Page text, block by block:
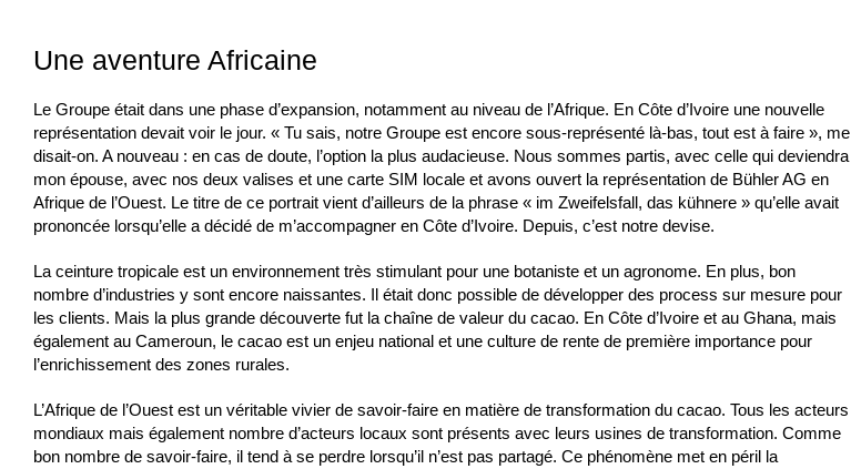
Une aventure Africaine
Le Groupe était dans une phase d’expansion, notamment au niveau de l’Afrique. En Côte d’Ivoire une nouvelle
représentation devait voir le jour. « Tu sais, notre Groupe est encore sous-représenté là-bas, tout est à faire », me
disait-on. A nouveau : en cas de doute, l’option la plus audacieuse. Nous sommes partis, avec celle qui deviendra
mon épouse, avec nos deux valises et une carte SIM locale et avons ouvert la représentation de Bühler AG en
Afrique de l’Ouest. Le titre de ce portrait vient d’ailleurs de la phrase « im Zweifelsfall, das kühnere » qu’elle avait
prononcée lorsqu’elle a décidé de m’accompagner en Côte d’Ivoire. Depuis, c’est notre devise.
La ceinture tropicale est un environnement très stimulant pour une botaniste et un agronome. En plus, bon
nombre d’industries y sont encore naissantes. Il était donc possible de développer des process sur mesure pour
les clients. Mais la plus grande découverte fut la chaîne de valeur du cacao. En Côte d’Ivoire et au Ghana, mais
également au Cameroun, le cacao est un enjeu national et une culture de rente de première importance pour
l’enrichissement des zones rurales.
L’Afrique de l’Ouest est un véritable vivier de savoir-faire en matière de transformation du cacao. Tous les acteurs
mondiaux mais également nombre d’acteurs locaux sont présents avec leurs usines de transformation. Comme
bon nombre de savoir-faire, il tend à se perdre lorsqu’il n’est pas partagé. Ce phénomène met en péril la